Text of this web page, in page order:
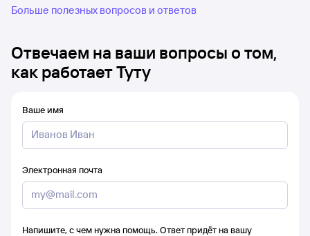
Больше полезных вопросов и ответов
Отвечаем на ваши вопросы о том,
как работает Туту
Ваше имя
Электронная почта
Напишите, с чем нужна помощь. Ответ придёт на вашу